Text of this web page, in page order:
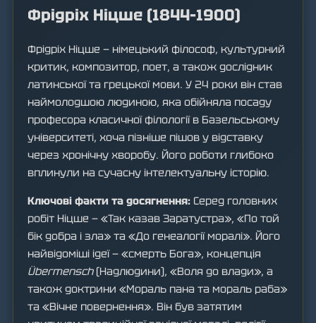
Фрідріх Ніцше (1844–1900)
Фрідріх Ніцше — німецький філософ, культурний
критик, композитор, поет, а також дослідник
латинської та грецької мови. У 24 роки він став
наймолодшою людиною, яка обійняла посаду
професора класичної філології в Базельському
університеті, хоча пізніше пішов у відставку
через хронічну хворобу. Його роботи глибоко
вплинули на сучасну інтелектуальну історію.
Ключові факти та досягнення: Серед головних
робіт Ніцше — «Так казав Заратустра», «По той
бік добра і зла» та «До генеалогії моралі». Його
найвідоміші ідеї — «смерть Бога», концепція
Übermensch(Надлюдини), «Воля до влади», а
також доктрини «Мораль пана та мораль раба»
та «Вічне повернення». Він був затятим